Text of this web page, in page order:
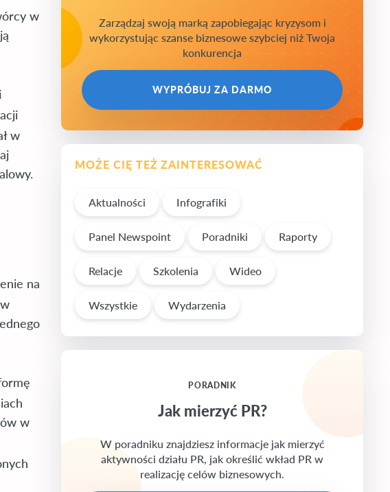
w
w
na
w
Zarządzaj swoją marką zapobiegając kryzysom i
wykorzystując szanse biznesowe szybciej niż Twoja
konkurencja
WYPRÓBUJ ZA DARMO
MOŻE CIĘ TEŻ ZAINTERESOWAĆ
Aktualności Infografiki
Panel Newspoint Poradniki Raporty
Relacje Szkolenia Wideo
Wszystkie Wydarzenia
PORADNIK
Jak mierzyć PR?
W poradniku znajdziesz informacje jak mierzyć
aktywności działu PR, jak określić wkład PR w
realizację celów biznesowych.